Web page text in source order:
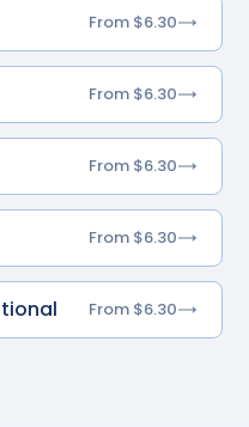
From $6.30
From $6.30
From $6.30
From $6.30
From $6.30